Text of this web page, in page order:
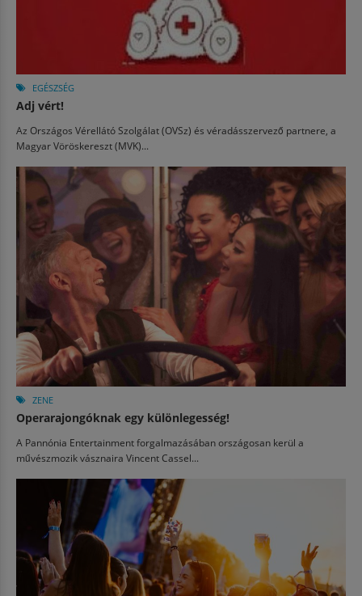
EGÉSZSÉG
Adj vért!
Az Országos Vérellátó Szolgálat (OVSz) és véradásszervező partnere, a
Magyar Vöröskereszt (MVK)...
ZENE
Operarajongóknak egy különlegesség!
A Pannónia Entertainment forgalmazásában országosan kerül a
művészmozik vásznaira Vincent Cassel...